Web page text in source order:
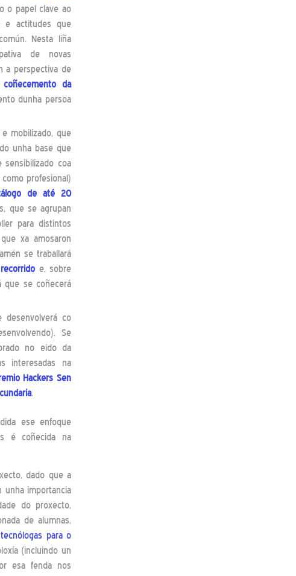
o papel clave ao
e actitudes que
Nesta liña
de novas
a perspectiva de
da
dunha persoa
mobilizado, que
unha base que
sensibilizado coa
profesional)
de até 20
que se agrupan
para distintos
xa amosaron
se traballará
e, sobre
que se coñecerá
co
Se
no eido da
interesadas na
Hackers Sen
.
ese enfoque
é coñecida na
dado que a
unha importancia
do proxecto,
de alumnas,
para o
(incluindo un
esa fenda nos